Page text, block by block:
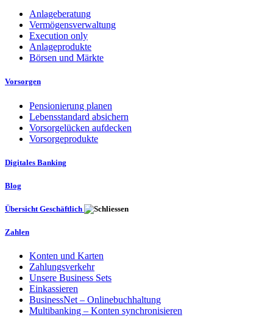
Anlageberatung
Vermögensverwaltung
Execution only
Anlageprodukte
Börsen und Märkte
Vorsorgen
Pensionierung planen
Lebensstandard absichern
Vorsorgelücken aufdecken
Vorsorgeprodukte
Digitales Banking
Blog
Übersicht Geschäftlich
Zahlen
Konten und Karten
Zahlungsverkehr
Unsere Business Sets
Einkassieren
BusinessNet – Onlinebuchhaltung
Multibanking – Konten synchronisieren